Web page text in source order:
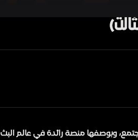
وبوصفها منصة رائدة في عالم البث